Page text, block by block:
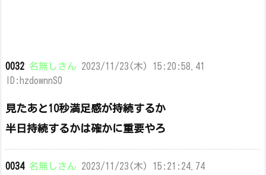
0032 名無しさん 2023/11/23(木) 15:20:58.41
ID:hzdownnS0
見たあと10秒満足感が持続するか
半日持続するかは確かに重要やろ
0034 名無しさん 2023/11/23(木) 15:21:24.74